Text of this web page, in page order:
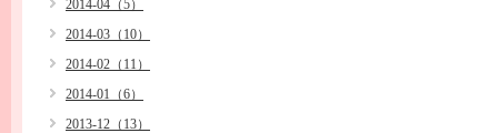
2014-04（5）
2014-03（10）
2014-02（11）
2014-01（6）
2013-12（13）